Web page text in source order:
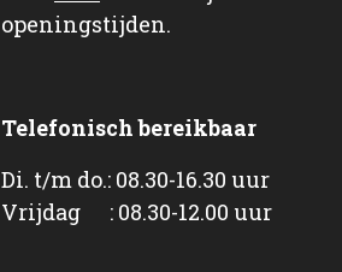
openingstijden.
Telefonisch bereikbaar
Di. t/m do.: 08.30-16.30 uur
Vrijdag : 08.30-12.00 uur